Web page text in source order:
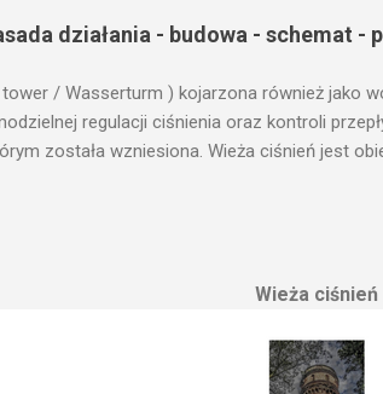
działania - budowa - schemat -
/ Wasserturm ) kojarzona również jako
regulacji ciśnienia oraz kontroli
została wzniesiona. Wieża ciśnień jest
przemysłowych, miejskich oraz
na najwyższym lokalnym wzniesieniu.
Wieża ciśnień